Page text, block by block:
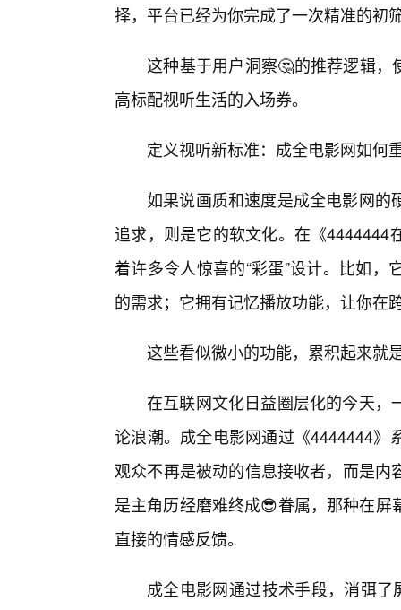
择，平台已经为你完成了一次精准的初
这种基于用户洞察🤔的推荐逻辑
高标配视听生活的入场券。
定义视听新标准：成全电影网如何
如果说画质和速度是成全电影网的
追求，则是它的软文化。在《4444444
着许多令人惊喜的“彩蛋”设计。比如
的需求；它拥有记忆播放功能，让你在
这些看似微小的功能，累积起来就
在互联网文化日益圈层化的今天，
论浪潮。成全电影网通过《4444444》
观众不再是被动的信息接收者，而是
是主角历经磨难终成😎眷属，那种在
直接的情感反馈。
成全电影网通过技术手段，消弭了